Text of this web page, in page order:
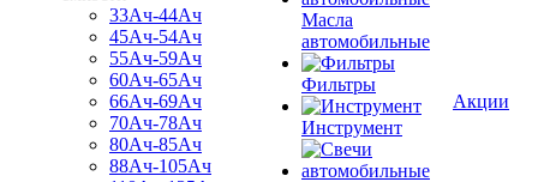
33Ач-44Ач
45Ач-54Ач
55Ач-59Ач
60Ач-65Ач
66Ач-69Ач
70Ач-78Ач
80Ач-85Ач
88Ач-105Ач
Масла
автомобильные
Фильтры
Инструмент
Акции